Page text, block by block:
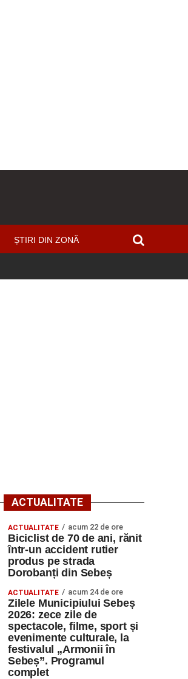
ȘTIRI DIN ZONĂ
ACTUALITATE
ACTUALITATE acum 22 de ore
Biciclist de 70 de ani, rănit
într-un accident rutier
produs pe strada
Dorobanți din Sebeș
ACTUALITATE acum 24 de ore
Zilele Municipiului Sebeș
2026: zece zile de
spectacole, filme, sport și
evenimente culturale, la
festivalul „Armonii în
Sebeș”. Programul
complet